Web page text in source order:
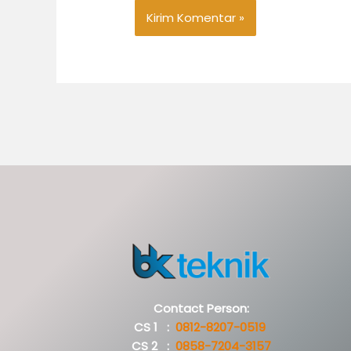
Contact Person:
CS 1 :0812-8207-0519
CS 2 :0858-7204-3157